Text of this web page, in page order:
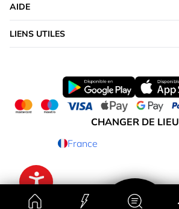
AIDE
LIENS UTILES
CHANGER DE LIEU
France